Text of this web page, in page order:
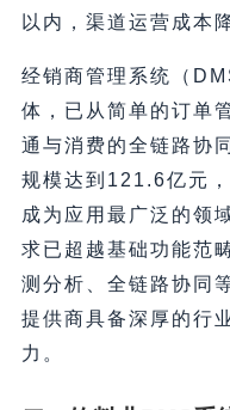
以内，渠道运营成本
经销商管理系统（
体，已从简单的订单
通与消费的全链路协
规模达到121.6亿元
成为应用最广泛的领
求已超越基础功能范
测分析、全链路协同
提供商具备深厚的行
力。